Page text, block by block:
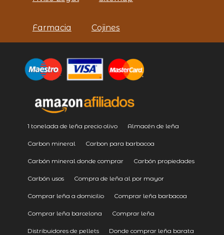
Farmacia Cojines
1 tonelada de leña precio olivo Almacén de leña
Carbon mineral Carbon para barbacoa
Carbón mineral donde comprar Carbón propiedades
Carbón usos Compra de leña al por mayor
Comprar leña a domicilio Comprar leña barbacoa
Comprar leña barcelona Comprar leña
Distribuidores de pellets Donde comprar leña barata